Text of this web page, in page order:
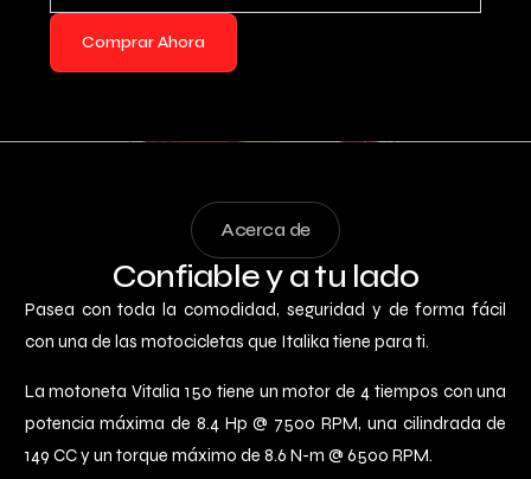
Comprar Ahora
Acerca de
Confiable y a tu lado
Pasea con toda la comodidad, seguridad y de forma fácil
con una de las motocicletas que Italika tiene para ti.
La motoneta Vitalia 150 tiene un motor de 4 tiempos con una
potencia máxima de 8.4 Hp @ 7500 RPM, una cilindrada de
149 CC y un torque máximo de 8.6 N-m @ 6500 RPM.